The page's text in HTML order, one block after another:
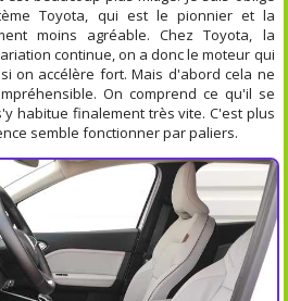
Toyota, qui est le pionnier et la
moins agréable. Chez Toyota, la
continue, on a donc le moteur qui
on accélère fort. Mais d'abord cela ne
On comprend ce qu'il se
habitue finalement très vite. C'est plus
semble fonctionner par paliers.